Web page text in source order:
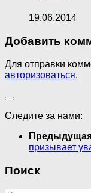
19.06.2014
Добавить
Для отправки
авторизоваться.
Следите за нами:
призывает
Поиск